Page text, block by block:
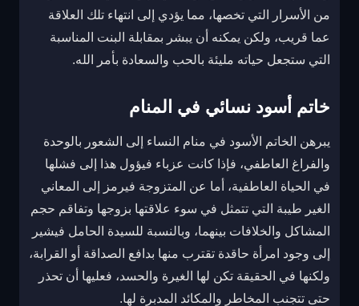
من الأسرار التي تخصها، مما يؤدي إلى انتهاء تلك العلاقة
عما قريب، ولكن يمكنه أن يبشر بمقابلة البنت المناسبة
التي ستجعل حياته مليئة بالحب والسعادة بأمر الله.
خاتم أسود نسائي في المنام
يبرهن الخاتم الأسود في منام النساء إلى الشعور بالوحدة
والفراغ العاطفي، فإذا كانت عزباء فيؤول هذا إلى فشلها
في الحياة العاطفية، أما عن المتزوجة فيرمز إلى المعاني
الغير طيبة التي تتمثل في سوء علاقتها بزوجها وتفاقم حجم
المشاكل والخلافات بينهما، وبالنسبة للسيدة الحامل فيشير
إلى وجود امرأة حاقدة تقترب منها بدافع الصداقة أو القرابة،
ولكنها في الحقيقة تكن لها الغيرة والحسد، فعليها أن تحذر
حتى تتجنب المخاطر والمكائد المدبرة لها.